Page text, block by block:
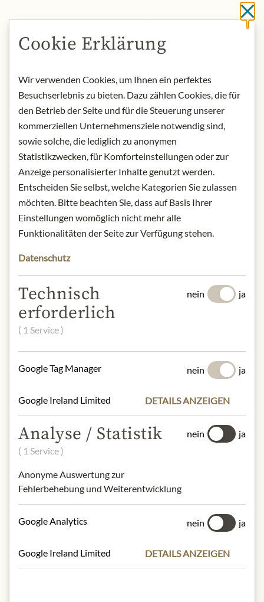
0.75 lt
Cookie Erklärung
Wir verwenden Cookies, um Ihnen ein perfektes
Besuchserlebnis zu bieten. Dazu zählen Cookies, die für
den Betrieb der Seite und für die Steuerung unserer
kommerziellen Unternehmensziele notwendig sind,
sowie solche, die lediglich zu anonymen
Statistikzwecken, für Komforteinstellungen oder zur
Anzeige personalisierter Inhalte genutzt werden.
Entscheiden Sie selbst, welche Kategorien Sie zulassen
möchten. Bitte beachten Sie, dass auf Basis Ihrer
Einstellungen womöglich nicht mehr alle
Funktionalitäten der Seite zur Verfügung stehen.
Datenschutz
Technisch
erforderlich
( 1 Service )
nein ja
Google Tag Manager nein ja
Google Ireland Limited DETAILS ANZEIGEN
Analyse / Statistik
( 1 Service )
Anonyme Auswertung zur
Fehlerbehebung und Weiterentwicklung
nein ja
Google Analytics nein ja
Google Ireland Limited DETAILS ANZEIGEN